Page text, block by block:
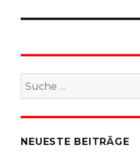
Suche
nach:
NEUESTE BEITRÄGE